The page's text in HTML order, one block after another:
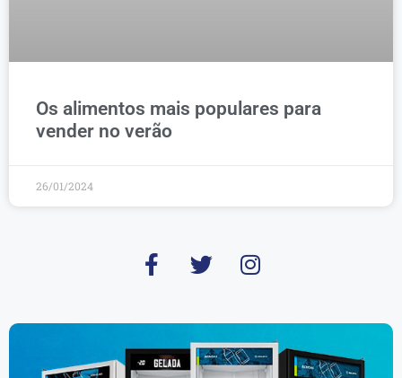
Os alimentos mais populares para
vender no verão
26/01/2024